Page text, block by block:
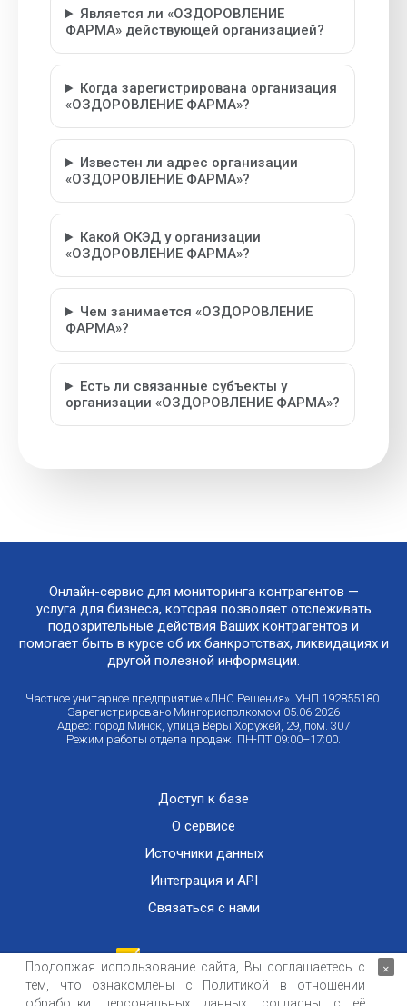
Является ли «ОЗДОРОВЛЕНИЕ
ФАРМА» действующей организацией?
Когда зарегистрирована организация
«ОЗДОРОВЛЕНИЕ ФАРМА»?
Известен ли адрес организации
«ОЗДОРОВЛЕНИЕ ФАРМА»?
Какой ОКЭД у организации
«ОЗДОРОВЛЕНИЕ ФАРМА»?
Чем занимается «ОЗДОРОВЛЕНИЕ
ФАРМА»?
Есть ли связанные субъекты у
организации «ОЗДОРОВЛЕНИЕ ФАРМА»?
Онлайн-сервис для мониторинга контрагентов —
услуга для бизнеса, которая позволяет отслеживать
подозрительные действия Ваших контрагентов и
помогает быть в курсе об их банкротствах, ликвидациях и
другой полезной информации.
Частное унитарное предприятие «ЛНС Решения». УНП 192855180.
Зарегистрировано Мингорисполкомом 05.06.2026
Адрес: город Минск, улица Веры Хоружей, 29, пом. 307
Режим работы отдела продаж: ПН-ПТ 09:00–17:00.
Доступ к базе
О сервисе
Источники данных
Интеграция и API
Связаться с нами
Публичный договор оказания информационных услуг
ООО «Контемпорари» не несет ответственности за достоверность информации,
получаемой из открытых источников и от третьих лиц.
Продолжая использование сайта, Вы соглашаетесь с
тем, что ознакомлены с
Политикой в отношении
×